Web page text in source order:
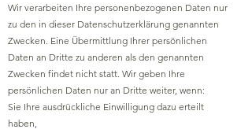
Wir verarbeiten Ihre personenbezogenen Daten nur
zu den in dieser Datenschutzerklärung genannten
Zwecken. Eine Übermittlung Ihrer persönlichen
Daten an Dritte zu anderen als den genannten
Zwecken findet nicht statt. Wir geben Ihre
persönlichen Daten nur an Dritte weiter, wenn:
Sie Ihre ausdrückliche Einwilligung dazu erteilt
haben,